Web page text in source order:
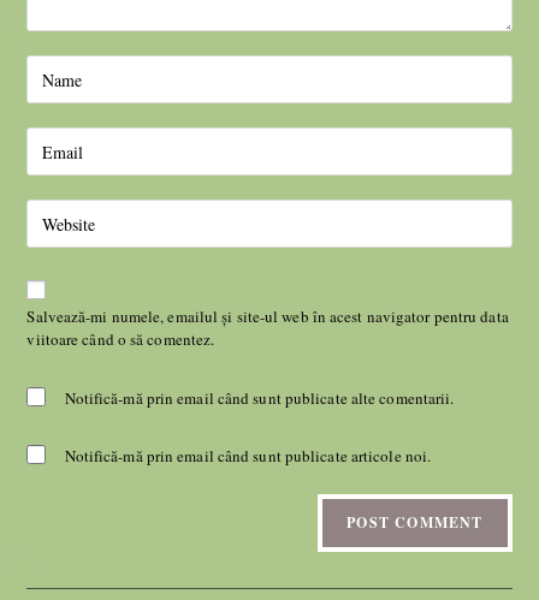
Salvează-mi numele, emailul și site-ul web în acest navigator pentru data
viitoare când o să comentez.
Notifică-mă prin email când sunt publicate alte comentarii.
Notifică-mă prin email când sunt publicate articole noi.